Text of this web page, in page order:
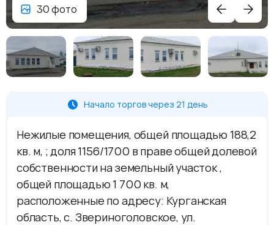
30 фото
Начало торгов через 21 день
Нежилые помещения, общей площадью 188,2
кв. м, ; доля 1156/1700 в праве общей долевой
собственности на земельный участок ,
общей площадью 1 700 кв. м,
расположенные по адресу: Курганская
область, с. Звериноголовское, ул.